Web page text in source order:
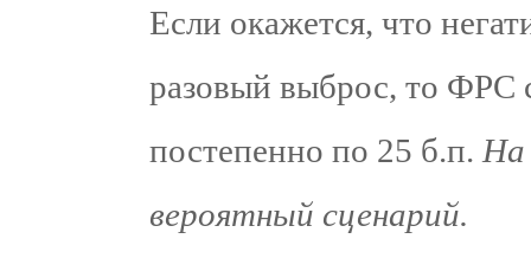
Если окажется, что
разовый выброс, то ФРС
постепенно по 25 б.п. На
вероятный сценарий.